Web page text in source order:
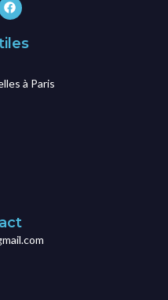
à Paris